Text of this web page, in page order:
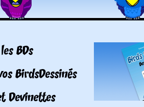
BDs
BirdsDessinés
Devinettes